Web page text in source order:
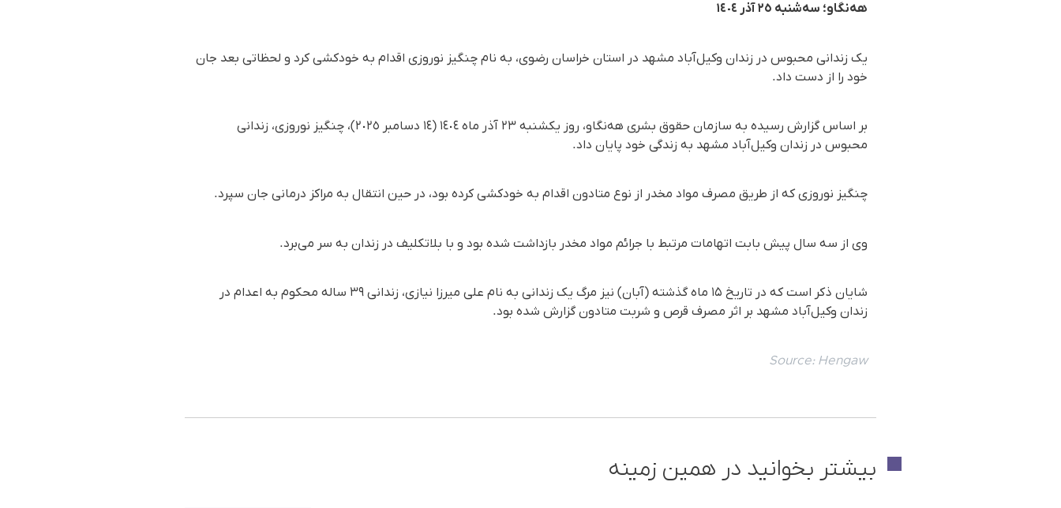
هه‌نگاو؛ سه‌شنبه ٢٥ آذر ١٤٠٤
یک زندانی محبوس در زندان وکیل‌آباد مشهد در استان خراسان رضوی، به نام چنگیز نوروزی اقدام به خودکشی کرد و لحظاتی بعد جان
خود را از دست داد.
بر اساس گزارش رسیده به سازمان حقوق بشری هه‌نگاو، روز یکشنبه ٢٣ آذر ماه ١٤٠٤ (١٤ دسامبر ٢٠٢٥)، چنگیز نوروزی، زندانی
محبوس در زندان وکیل‌آباد مشهد به زندگی خود پایان داد.
چنگیز نوروزی که از طریق مصرف مواد مخدر از نوع متادون اقدام به خودکشی کرده بود، در حین انتقال به مراکز درمانی جان سپرد.
وی از سه سال پیش بابت اتهامات مرتبط با جرائم مواد مخدر بازداشت شده بود و با بلاتکلیف در زندان به سر می‌برد.
شایان ذکر است که در تاریخ ۱۵ ماه گذشته (آبان‌) نیز مرگ یک زندانی به نام علی میرزا نیازی، زندانی ۳۹ ساله محکوم به اعدام در
زندان وکیل‌آباد مشهد بر اثر مصرف قرص و شربت متادون گزارش شده بود.
Source: Hengaw
بیشتر بخوانید در همین زمینه